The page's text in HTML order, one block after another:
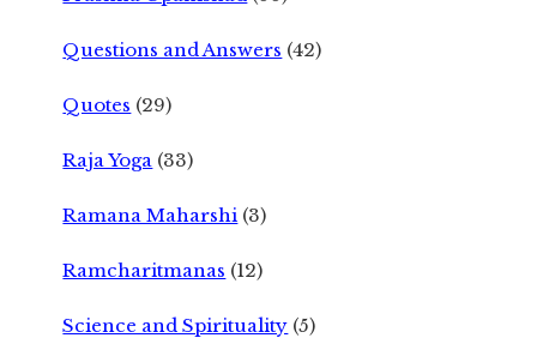
Questions and Answers (42)
Quotes (29)
Raja Yoga (33)
Ramana Maharshi (3)
Ramcharitmanas (12)
Science and Spirituality (5)